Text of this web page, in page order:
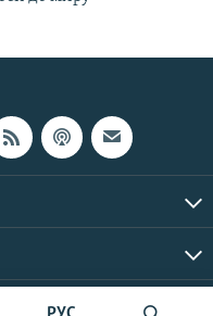
| Усі права застережено.